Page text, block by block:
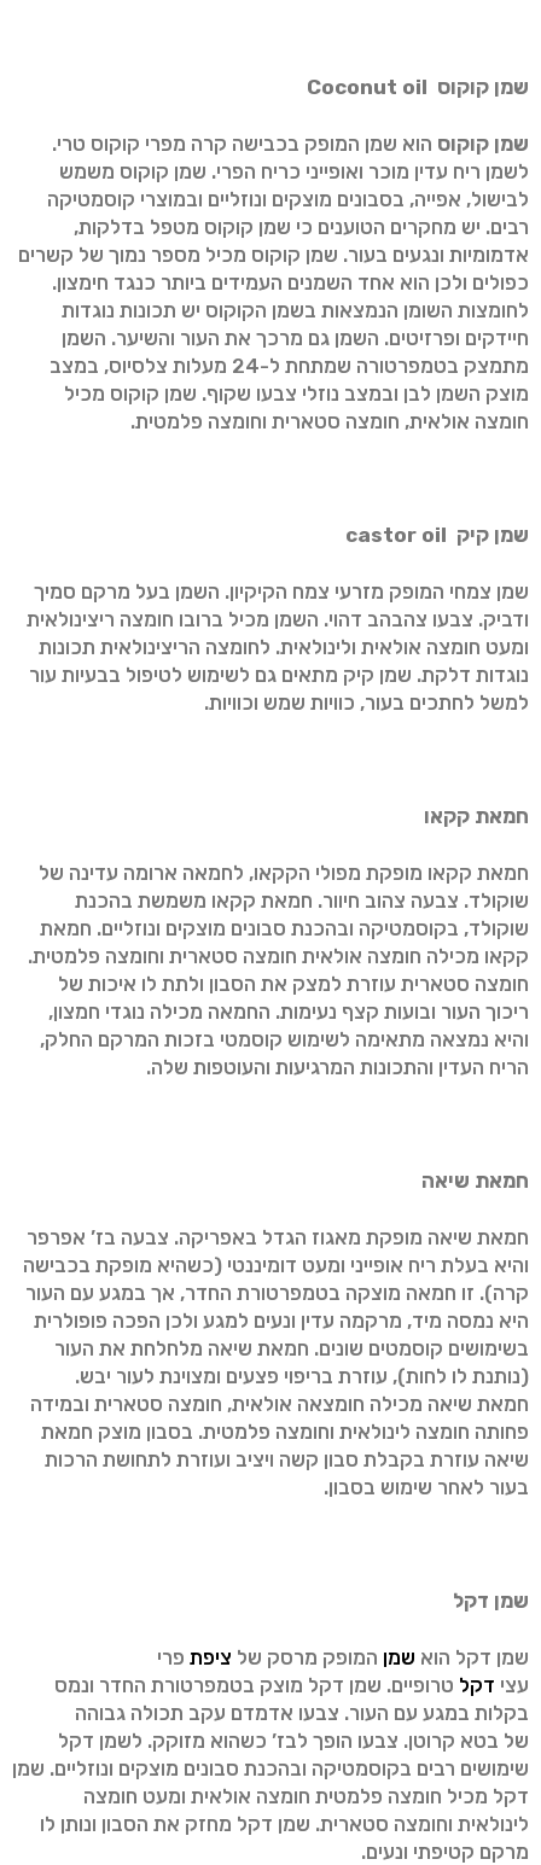
שמן קוקוס Coconut oil
שמן קוקוס הוא שמן המופק בכבישה קרה מפרי קוקוס טרי.
לשמן ריח עדין מוכר ואופייני כריח הפרי. שמן קוקוס משמש
לבישול, אפייה, בסבונים מוצקים ונוזליים ובמוצרי קוסמטיקה
רבים. יש מחקרים הטוענים כי שמן קוקוס מטפל בדלקות,
אדמומיות ונגעים בעור. שמן קוקוס מכיל מספר נמוך של קשרים
כפולים ולכן הוא אחד השמנים העמידים ביותר כנגד חימצון.
לחומצות השומן הנמצאות בשמן הקוקוס יש תכונות נוגדות
חיידקים ופרזיטים. השמן גם מרכך את העור והשיער. השמן
מתמצק בטמפרטורה שמתחת ל-24 מעלות צלסיוס, במצב
מוצק השמן לבן ובמצב נוזלי צבעו שקוף. שמן קוקוס מכיל
חומצה אולאית, חומצה סטארית וחומצה פלמטית.
שמן קיק castor oil
שמן צמחי המופק מזרעי צמח הקיקיון. השמן בעל מרקם סמיך
ודביק. צבעו צהבהב דהוי. השמן מכיל ברובו חומצה ריצינולאית
ומעט חומצה אולאית ולינולאית. לחומצה הריצינולאית תכונות
נוגדות דלקת. שמן קיק מתאים גם לשימוש לטיפול בבעיות עור
למשל לחתכים בעור, כוויות שמש וכוויות.
חמאת קקאו
חמאת קקאו מופקת מפולי הקקאו, לחמאה ארומה עדינה של
שוקולד. צבעה צהוב חיוור. חמאת קקאו משמשת בהכנת
שוקולד, בקוסמטיקה ובהכנת סבונים מוצקים ונוזליים. חמאת
קקאו מכילה חומצה אולאית חומצה סטארית וחומצה פלמטית.
חומצה סטארית עוזרת למצק את הסבון ולתת לו איכות של
ריכוך העור ובועות קצף נעימות. החמאה מכילה נוגדי חמצון,
והיא נמצאה מתאימה לשימוש קוסמטי בזכות המרקם החלק,
הריח העדין והתכונות המרגיעות והעוטפות שלה.
חמאת שיאה
חמאת שיאה מופקת מאגוז הגדל באפריקה. צבעה בז’ אפרפר
והיא בעלת ריח אופייני ומעט דומיננטי (כשהיא מופקת בכבישה
קרה). זו חמאה מוצקה בטמפרטורת החדר, אך במגע עם העור
היא נמסה מיד, מרקמה עדין ונעים למגע ולכן הפכה פופולרית
בשימושים קוסמטים שונים. חמאת שיאה מלחלחת את העור
(נותנת לו לחות), עוזרת בריפוי פצעים ומצוינת לעור יבש.
חמאת שיאה מכילה חומצאה אולאית, חומצה סטארית ובמידה
פחותה חומצה לינולאית וחומצה פלמטית. בסבון מוצק חמאת
שיאה עוזרת בקבלת סבון קשה ויציב ועוזרת לתחושת הרכות
בעור לאחר שימוש בסבון.
שמן דקל
שמן דקל הוא שמן המופק מרסק של ציפת פרי
עצי דקל טרופיים. שמן דקל מוצק בטמפרטורת החדר ונמס
בקלות במגע עם העור. צבעו אדמדם עקב תכולה גבוהה
של בטא קרוטן. צבעו הופך לבז’ כשהוא מזוקק. לשמן דקל
שימושים רבים בקוסמטיקה ובהכנת סבונים מוצקים ונוזליים. שמן
דקל מכיל חומצה פלמטית חומצה אולאית ומעט חומצה
לינולאית וחומצה סטארית. שמן דקל מחזק את הסבון ונותן לו
מרקם קטיפתי ונעים.